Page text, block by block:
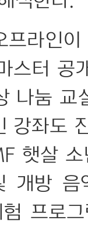
프라인
스터 공
나눔
강좌도
햇살
개방
프로